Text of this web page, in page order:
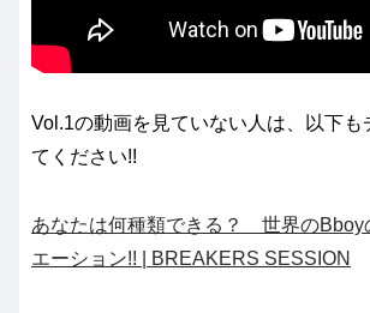
Vol.1の動画を見ていない人は、以下も
てください!!
あなたは何種類できる？ 世界のBboy
エーション!! | BREAKERS SESSION